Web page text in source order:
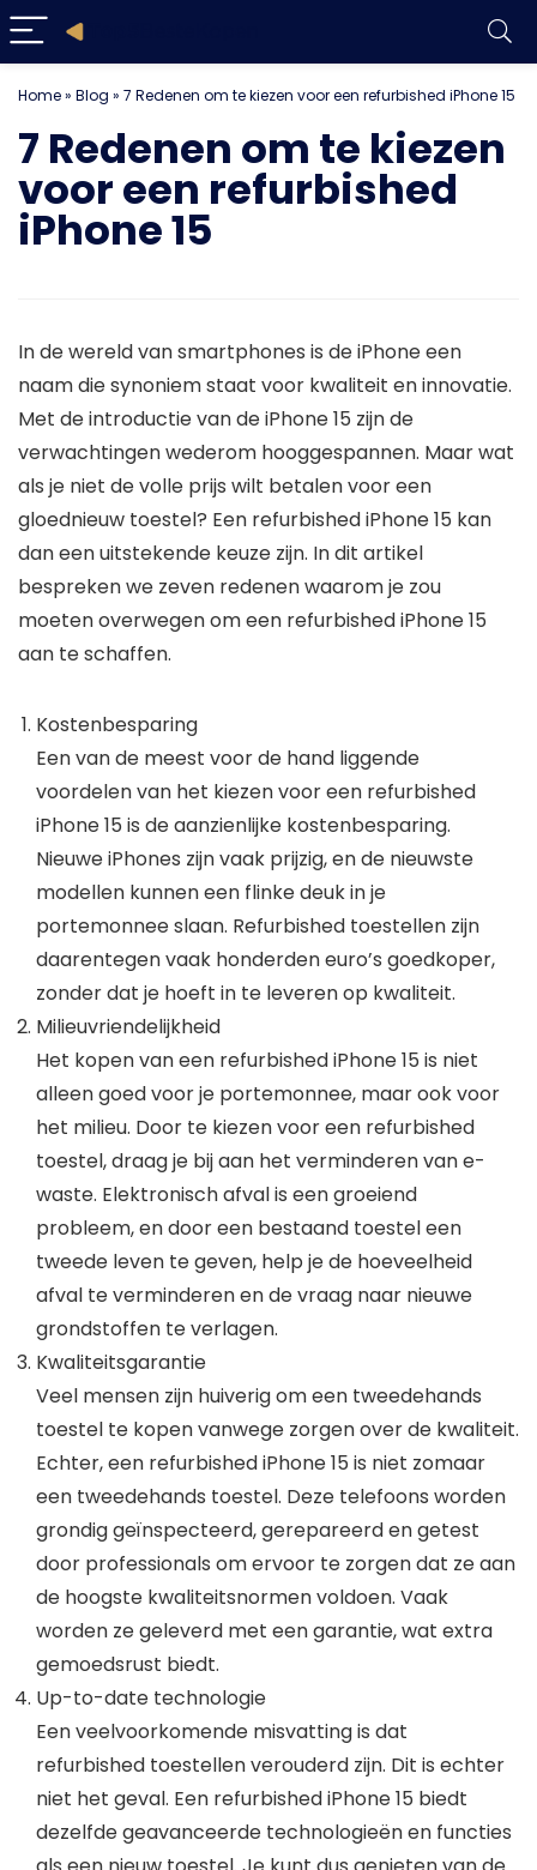
Home» Blog » 7 Redenen om te kiezen voor een refurbished iPhone 15
7 Redenen om te kiezen
voor een refurbished
iPhone 15
In de wereld van smartphones is de iPhone een
naam die synoniem staat voor kwaliteit en innovatie.
Met de introductie van de iPhone 15 zijn de
verwachtingen wederom hooggespannen. Maar wat
als je niet de volle prijs wilt betalen voor een
gloednieuw toestel? Een refurbished iPhone 15 kan
dan een uitstekende keuze zijn. In dit artikel
bespreken we zeven redenen waarom je zou
moeten overwegen om een refurbished iPhone 15
aan te schaffen.
Kostenbesparing
Een van de meest voor de hand liggende
voordelen van het kiezen voor een refurbished
iPhone 15 is de aanzienlijke kostenbesparing.
Nieuwe iPhones zijn vaak prijzig, en de nieuwste
modellen kunnen een flinke deuk in je
portemonnee slaan. Refurbished toestellen zijn
daarentegen vaak honderden euro’s goedkoper,
zonder dat je hoeft in te leveren op kwaliteit.
Milieuvriendelijkheid
Het kopen van een refurbished iPhone 15 is niet
alleen goed voor je portemonnee, maar ook voor
het milieu. Door te kiezen voor een refurbished
toestel, draag je bij aan het verminderen van e-
waste. Elektronisch afval is een groeiend
probleem, en door een bestaand toestel een
tweede leven te geven, help je de hoeveelheid
afval te verminderen en de vraag naar nieuwe
grondstoffen te verlagen.
Kwaliteitsgarantie
Veel mensen zijn huiverig om een tweedehands
toestel te kopen vanwege zorgen over de kwaliteit.
Echter, een refurbished iPhone 15 is niet zomaar
een tweedehands toestel. Deze telefoons worden
grondig geïnspecteerd, gerepareerd en getest
door professionals om ervoor te zorgen dat ze aan
de hoogste kwaliteitsnormen voldoen. Vaak
worden ze geleverd met een garantie, wat extra
gemoedsrust biedt.
Up-to-date technologie
Een veelvoorkomende misvatting is dat
refurbished toestellen verouderd zijn. Dit is echter
niet het geval. Een refurbished iPhone 15 biedt
dezelfde geavanceerde technologieën en functies